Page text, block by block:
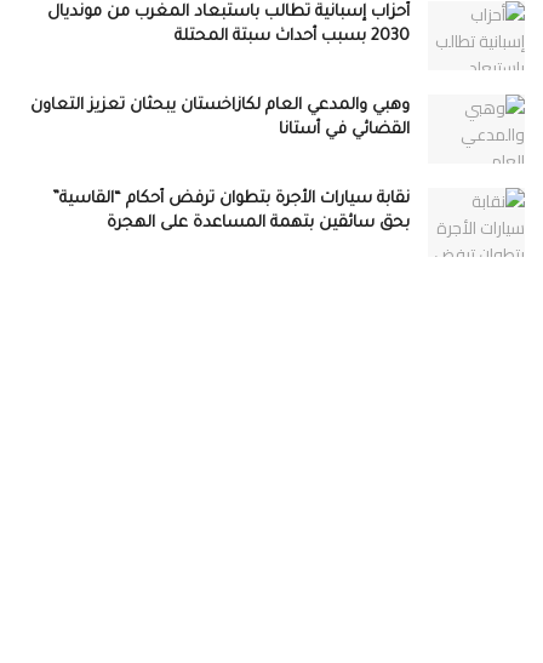
أحزاب إسبانية تطالب باستبعاد المغرب من مونديال
2030 بسبب أحداث سبتة المحتلة
وهبي والمدعي العام لكازاخستان يبحثان تعزيز التعاون
القضائي في أستانا
نقابة سيارات الأجرة بتطوان ترفض أحكام “القاسية”
بحق سائقين بتهمة المساعدة على الهجرة